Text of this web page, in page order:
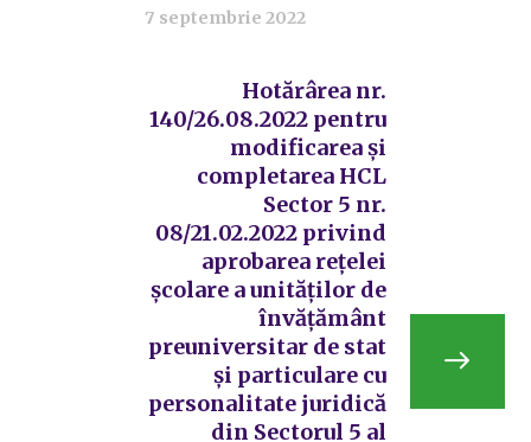
7 septembrie 2022
Hotărârea nr.
140/26.08.2022 pentru
modificarea și
completarea HCL
Sector 5 nr.
08/21.02.2022 privind
aprobarea rețelei
școlare a unităților de
învățământ
preuniversitar de stat
și particulare cu
personalitate juridică
din Sectorul 5 al